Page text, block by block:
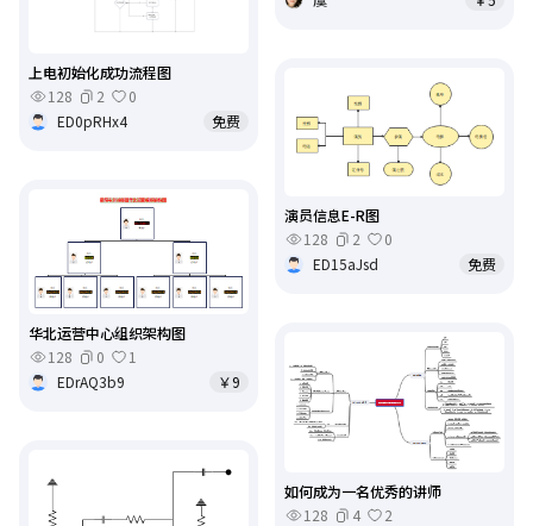
上电初始化成功流程图
128
2
0
ED0pRHx4
免费
演员信息E-R图
128
2
0
ED15aJsd
免费
华北运营中心组织架构图
128
0
1
EDrAQ3b9
￥9
如何成为一名优秀的讲师
128
4
2